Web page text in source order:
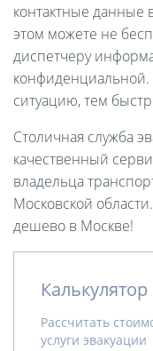
контактные данные
этом можете не
диспетчеру
ситуацию, тем
Столичная служба
качественный
владельца
Московской
дешево в Москве!
Калькулятор
Рассчитать
услуги эвакуации